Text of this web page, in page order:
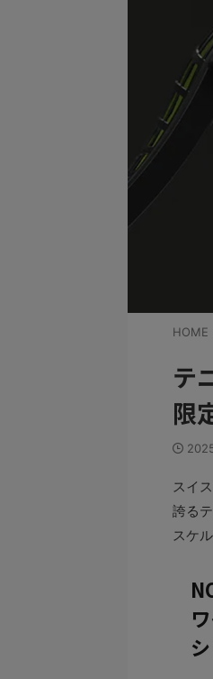
HOME
テ
限
スイ
誇る
スケ